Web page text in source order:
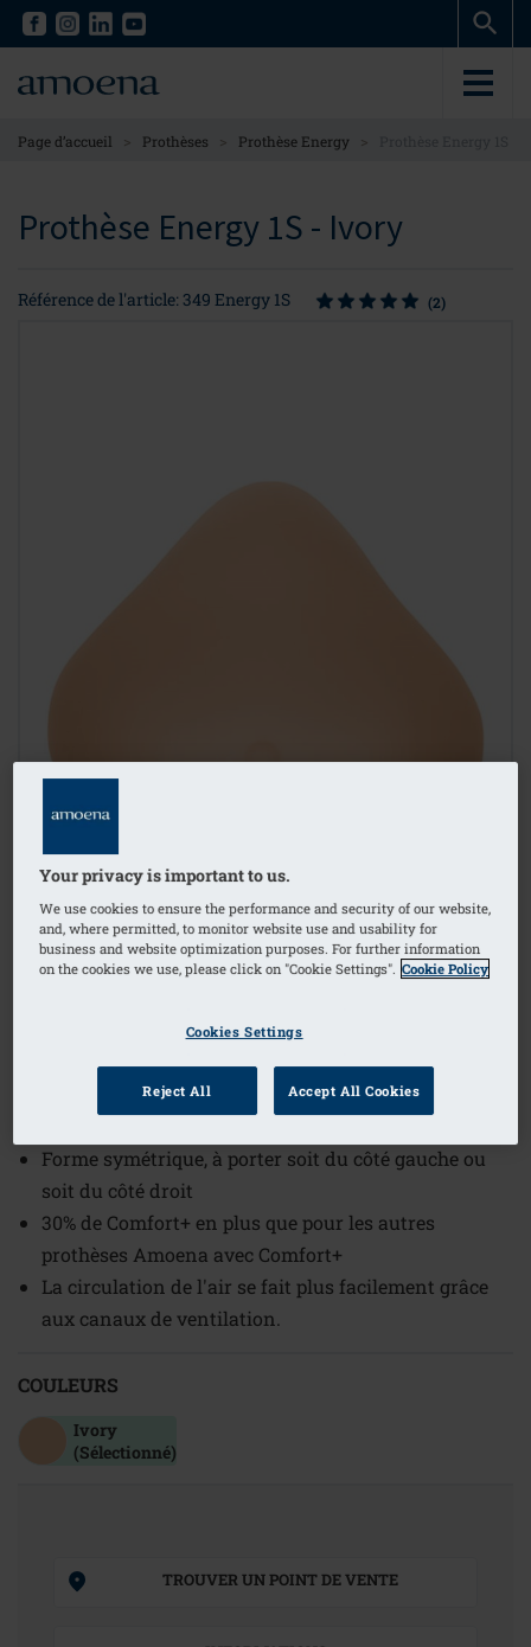
Skip
content
Skip
content
Page d’accueil > Prothèses > Prothèse Energy >
Prothèse Energy 1S - Ivory
Référence de l'article: 349 Energy 1S (2)
Référence de l'article: 349 Energy 1S
Forme symétrique, à porter soit du côté gauche ou
soit du côté droit
30% de Comfort+ en plus que pour les autres
prothèses Amoena avec Comfort+
La circulation de l'air se fait plus facilement grâce
aux canaux de ventilation.
COULEURS
Ivory
(Sélectionné)
TROUVER UN POINT DE VENTE
Your privacy is important to us.
We use cookies to ensure the performance and security of our website,
and, where permitted, to monitor website use and usability for
business and website optimization purposes. For further information
on the cookies we use, please click on "Cookie Settings". Cookie Policy
Cookies Settings
Reject All Accept All Cookies